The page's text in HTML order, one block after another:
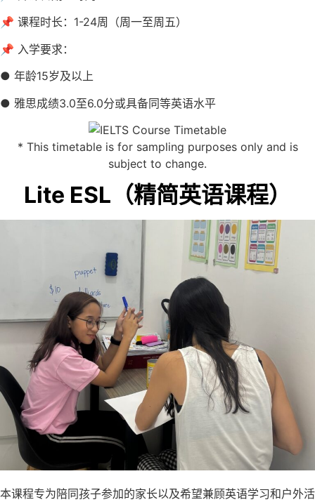
📌 课程时长：1-24周（周一至周五）
📌 入学要求：
● 年龄15岁及以上
● 雅思成绩3.0至6.0分或具备同等英语水平
* This timetable is for sampling purposes only and is
subject to change.
Lite ESL（精简英语课程）
本课程专为陪同孩子参加的家长以及希望兼顾英语学习和户外活